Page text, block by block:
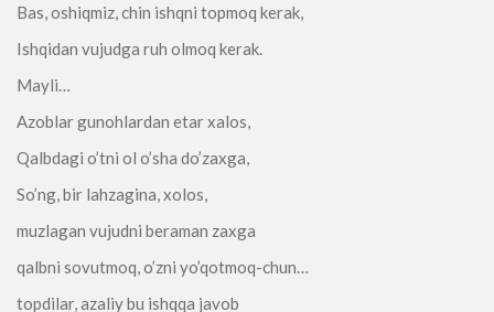
Bas, oshiqmiz, chin ishqni topmoq kerak,
Ishqidan vujudga ruh olmoq kerak.
Mayli…
Azoblar gunohlardan etar xalos,
Qalbdagi o’tni ol o’sha do’zaxga,
So’ng, bir lahzagina, xolos,
muzlagan vujudni beraman zaxga
qalbni sovutmoq, o’zni yo’qotmoq-chun…
topdilar, azaliy bu ishqqa javob